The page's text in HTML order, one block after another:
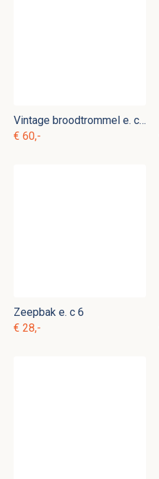
Vintage broodtrommel e. c 5
€ 60,-
Zeepbak e. c 6
€ 28,-